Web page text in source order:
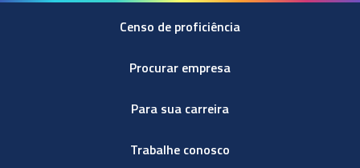
Censo de proficiência
Procurar empresa
Para sua carreira
Trabalhe conosco